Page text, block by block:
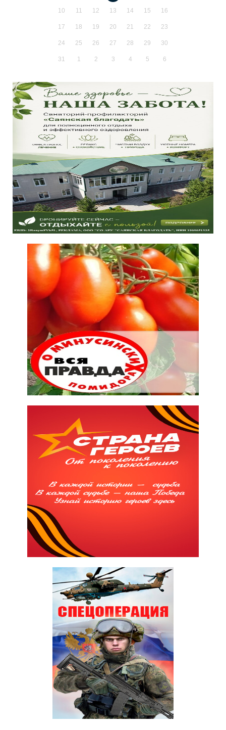
10 11 12 13 14 15 16
17 18 19 20 21 22 23
24 25 26 27 28 29 30
31 1 2 3 4 5 6